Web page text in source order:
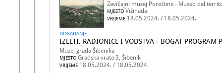
Zavičajni muzej Poreštine - Museo del
MJESTO Vižinada
VRIJEME 18.05.2024. / 18.05.2024.
DOGADANJE
IZLETI, RADIONICE I VODSTVA - BOGAT
Muzej grada Šibenika
MJESTO Gradska vrata 3, Šibenik
VRIJEME 18.05.2024. / 18.05.2024.